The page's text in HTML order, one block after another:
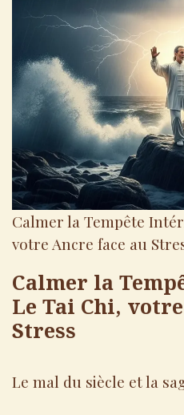
Calmer la Tempête
votre Ancre face au
Calmer la
Le Tai Chi,
Stress
Le mal du siècle et la